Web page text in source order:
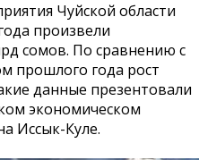
Чуйской области
произвели
сомов. По сравнению с
прошлого года рост
данные презентовали
экономическом
Иссык-Куле.